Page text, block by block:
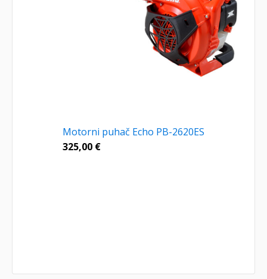
Motorni puhač Echo PB-2620ES
325,00 €